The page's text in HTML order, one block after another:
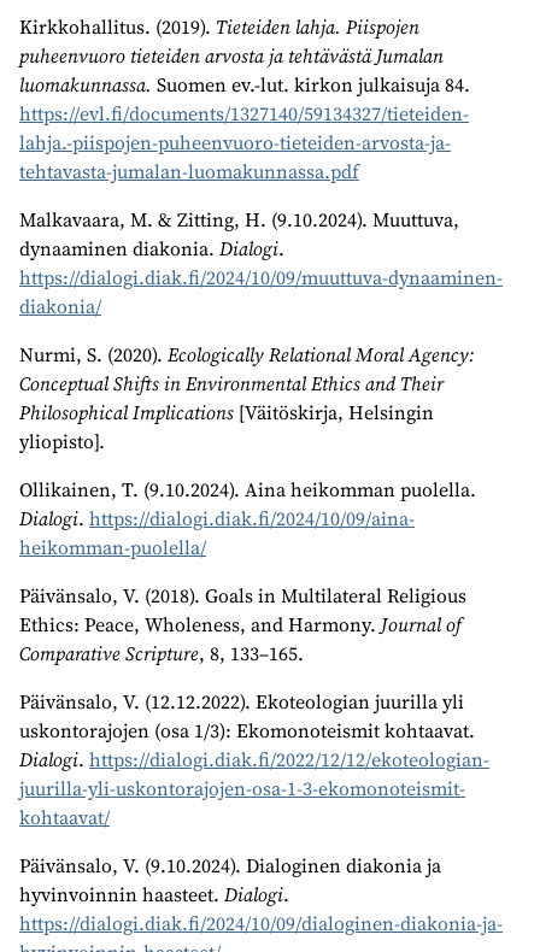
Kirkkohallitus. (2019). Tieteiden lahja. Piispojen
puheenvuoro tieteiden arvosta ja tehtävästä Jumalan
luomakunnassa. Suomen ev.-lut. kirkon julkaisuja 84.
https://evl.fi/documents/1327140/59134327/tieteiden-
lahja.-piispojen-puheenvuoro-tieteiden-arvosta-ja-
tehtavasta-jumalan-luomakunnassa.pdf
Malkavaara, M. & Zitting, H. (9.10.2024). Muuttuva,
dynaaminen diakonia. Dialogi.
https://dialogi.diak.fi/2024/10/09/muuttuva-dynaaminen-
diakonia/
Nurmi, S. (2020). Ecologically Relational Moral Agency:
Conceptual Shifts in Environmental Ethics and Their
Philosophical Implications [Väitöskirja, Helsingin
yliopisto].
Ollikainen, T. (9.10.2024). Aina heikomman puolella.
Dialogi. https://dialogi.diak.fi/2024/10/09/aina-
heikomman-puolella/
Päivänsalo, V. (2018). Goals in Multilateral Religious
Ethics: Peace, Wholeness, and Harmony. Journal of
Comparative Scripture, 8, 133–165.
Päivänsalo, V. (12.12.2022). Ekoteologian juurilla yli
uskontorajojen (osa 1/3): Ekomonoteismit kohtaavat.
Dialogi. https://dialogi.diak.fi/2022/12/12/ekoteologian-
juurilla-yli-uskontorajojen-osa-1-3-ekomonoteismit-
kohtaavat/
Päivänsalo, V. (9.10.2024). Dialoginen diakonia ja
hyvinvoinnin haasteet. Dialogi.
https://dialogi.diak.fi/2024/10/09/dialoginen-diakonia-ja-